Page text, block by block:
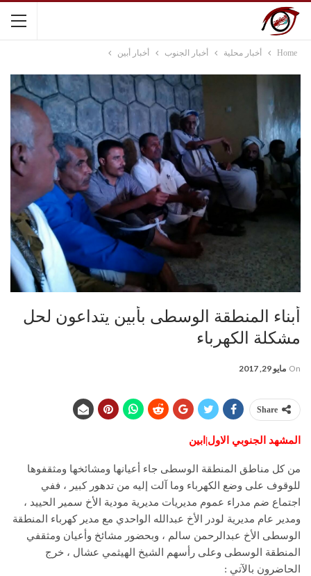
Home أخبار محلية أخبار الجنوب أخبار أبين
أبناء المنطقة الوسطى بأبين يتداعون لحل
مشكلة الكهرباء
On مايو 29, 2017
Share
المشهد الجنوبي الاول|ابين
من كل مناطق المنطقة الوسطى جاء أعيانها ومشائخها ومثقفوها
للوقوف على وضع الكهرباء وما آلت إليه من تدهور كبير ، ففي
اجتماع ضم مدراء عموم مديريات مديرية مودية الأخ سمير الحييد ،
ومدير عام مديرية لودر الأخ عبدالله الواحدي مع مدير كهرباء المنطقة
الوسطى الأخ عبدالرحمن سالم ، وبحضور مشائخ وأعيان ومثقفي
المنطقة الوسطى وعلى رأسهم الشيخ الهيثمي عشال ، خرج
الحاضرون بالآتي :